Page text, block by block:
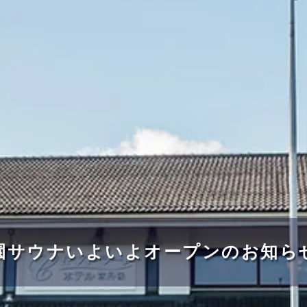
サウナいよいよオープンのお知ら